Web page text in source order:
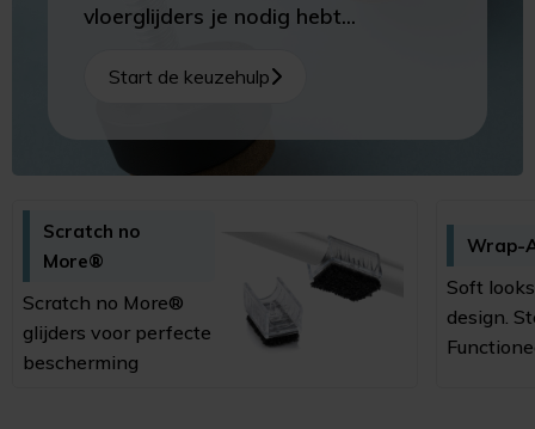
vloerglijders je nodig hebt...
Start de keuzehulp
Scratch no
More®
Scratch no More®
glijders voor perfecte
bescherming
Wrap-
Soft
design.